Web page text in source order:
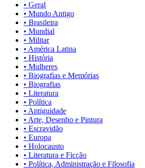
• Geral
• Mundo Antigo
• Brasileira
• Mundial
• Militar
• América Latina
• História
• Mulheres
• Biografias e Memórias
• Biografias
• Literatura
• Política
• Antiguidade
• Arte, Desenho e Pintura
• Escravidão
• Europa
• Holocausto
• Literatura e Ficção
• Política, Administração e Filosofia